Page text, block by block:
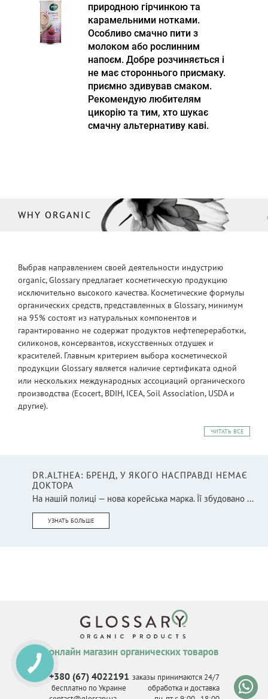
природною гірчинкою та
карамельними нотками.
Особливо смачно пити з
молоком або рослинним
напоєм. Добре розчиняється і
не має стороннього присмаку.
приємно здивував смаком.
Рекомендую любителям
цикорію та тим, хто шукає
смачну альтернативу каві.
WHY ORGANIC
Выбрав направлением своей деятельности индустрию
organic, Glossary предлагает косметическую продукцию
исключительно высокого качества. Косметические формулы
органических средств, представленных в Glossary, минимум
на 95% состоят из натуральных компонентов и
гарантированно не содержат продуктов нефтепереработки,
силиконов, консервантов, искусственных отдушек и
красителей. Главным критерием выбора косметической
продукции Glossary является наличие сертификата одной
или нескольких международных ассоциаций органического
производства (Ecocert, BDIH, ICEA, Soil Association, USDA и
другие).
ЧИТАТЬ ВСЕ
DR.ALTHEA: БРЕНД, У ЯКОГО НАСПРАВДІ НЕМАЄ
ДОКТОРА
На нашій полиці — нова корейська марка. Її збудовано ...
УЗНАТЬ БОЛЬШЕ
онлайн магазин органических товаров
+380 (67) 4022191
бесплатно по Украине
заказы принимаются 24/7
обработка и доставка
КНОПКА
СВЯЗИ